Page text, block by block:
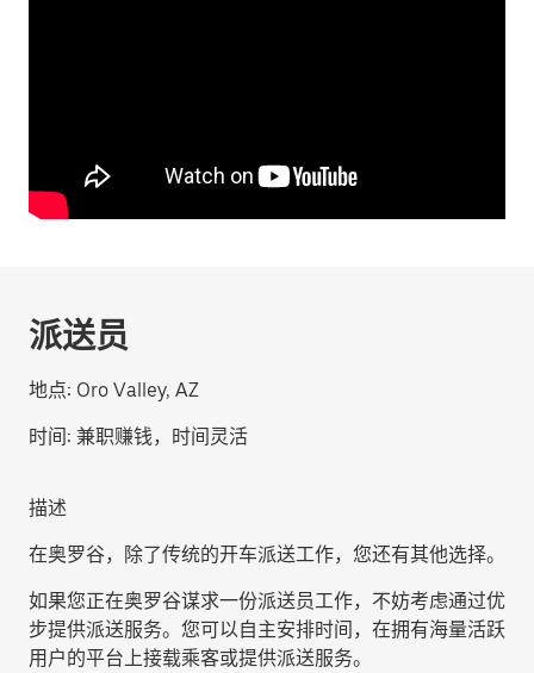
派送员
地点: Oro Valley, AZ
时间: 兼职赚钱，时间灵活
描述
在奥罗谷，除了传统的开车派送工作，您还有其他选择。
如果您正在奥罗谷谋求一份派送员工作，不妨考虑通过优
步提供派送服务。您可以自主安排时间，在拥有海量活跃
用户的平台上接载乘客或提供派送服务。